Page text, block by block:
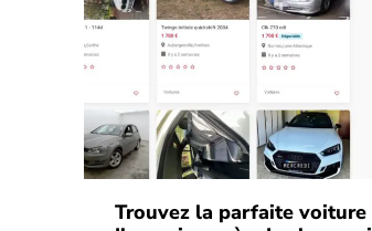
Trouvez la parfaite voiture